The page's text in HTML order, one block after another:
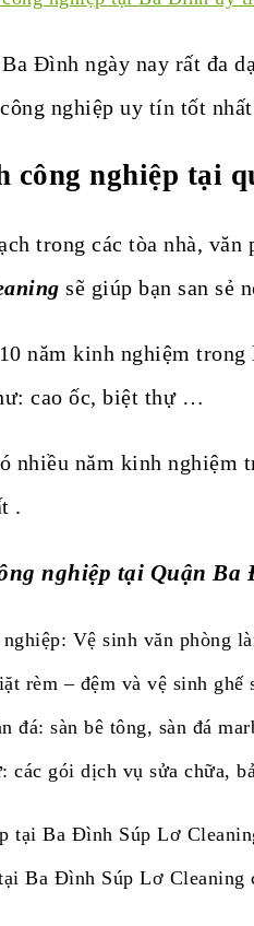
Đình ngày nay rất đa
nghiệp uy tín tốt
công nghiệp tại
trong các tòa nhà,
sẽ giúp bạn san
năm kinh nghiệm
cao ốc, biệt thự …
nhiều năm kinh nghiệm
.
nghiệp tại Quận
Vệ sinh văn phòng
rèm – đệm và vệ sinh ghế
đá: sàn bê tông, sàn đá
các gói dịch vụ sửa chữa,
Ba Đình Súp Lơ Cleaning